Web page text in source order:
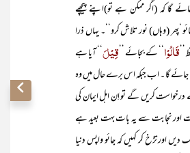
گا کہ (اگر ممکن ہے تو)اپنے پیچھے
‘پھر (وہاں) نور تلاش کرو‘‘۔ یہاں ذرا
قَالُوْا ‘‘ کے بجائے ’’ قِیْلَ ‘‘ آیا ہے
جائے گا ۔ اب جبکہ اس برے حال میں وہ
کریں گے تو اِن اہل ایمان کی
نجابت سے یہ بات بہت بعید ہے
دیں اور تڑخ کر کہیں کہ جائو واپس دنیا